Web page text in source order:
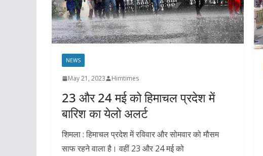
NEWS
May 21, 2023 Himtimes
23 और 24 मई को हिमाचल प्रदेश में
बारिश का येलो अलर्ट
शिमला : हिमाचल प्रदेश में रविवार और सोमवार को मौसम
साफ रहने वाला है। वहीं 23 और 24 मई को